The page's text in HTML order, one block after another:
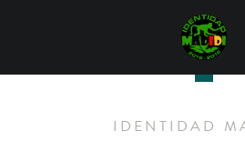
IDENTIDAD